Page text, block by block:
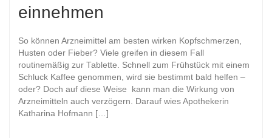
einnehmen
So können Arzneimittel am besten wirken Kopfschmerzen,
Husten oder Fieber? Viele greifen in diesem Fall
routinemäßig zur Tablette. Schnell zum Frühstück mit einem
Schluck Kaffee genommen, wird sie bestimmt bald helfen –
oder? Doch auf diese Weise kann man die Wirkung von
Arzneimitteln auch verzögern. Darauf wies Apothekerin
Katharina Hofmann […]